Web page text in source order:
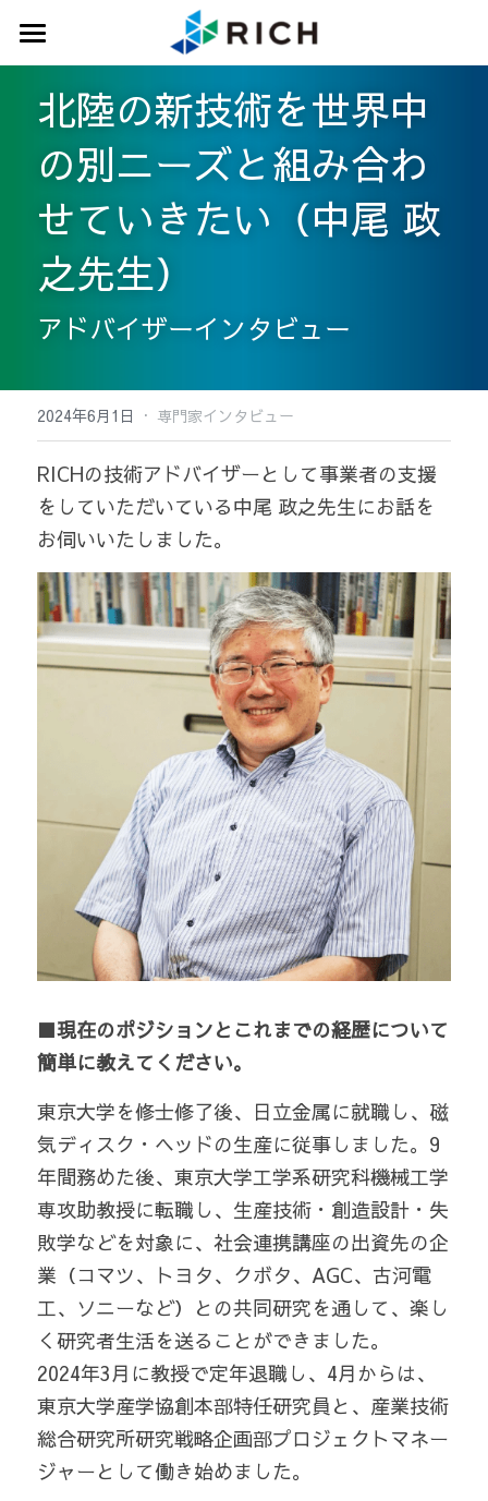
トップ
サービス
実績紹介
専門家ネットワーク
会社概要
ニュース
お問い合わせ
北陸の新技術を世界中
の別ニーズと組み合わ
せていきたい（中尾 政
之先生）
アドバイザーインタビュー
2024年6月1日 · 専門家インタビュー
RICHの技術アドバイザーとして事業者の支援
をしていただいている中尾 政之先生にお話を
お伺いいたしました。
■現在のポジションとこれまでの経歴について
簡単に教えてください。
東京大学を修士修了後、日立金属に就職し、磁
気ディスク・ヘッドの生産に従事しました。9
年間務めた後、東京大学工学系研究科機械工学
専攻助教授に転職し、生産技術・創造設計・失
敗学などを対象に、社会連携講座の出資先の企
業（コマツ、トヨタ、クボタ、AGC、古河電
工、ソニーなど）との共同研究を通して、楽し
く研究者生活を送ることができました。
2024年3月に教授で定年退職し、4月からは、
東京大学産学協創本部特任研究員と、産業技術
総合研究所研究戦略企画部プロジェクトマネー
ジャーとして働き始めました。